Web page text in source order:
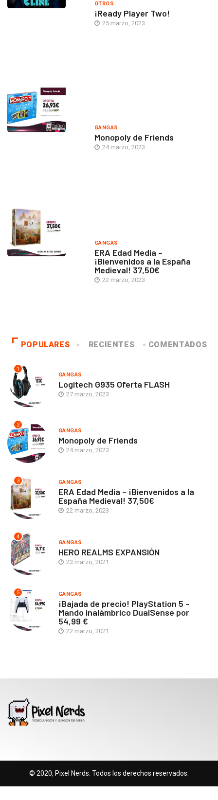
OTROS
¡Ready Player Two!
25 marzo, 2023
GANGAS
Monopoly de Friends
24 marzo, 2023
GANGAS
ERA Edad Media –
¡Bienvenidos a la España
Medieval! 37,50€
22 marzo, 2023
POPULARES RECIENTES COMENTADOS
1
GANGAS
Logitech G935 Oferta FLASH
27 marzo, 2023
2
GANGAS
Monopoly de Friends
24 marzo, 2023
3 GANGAS
ERA Edad Media – ¡Bienvenidos a la
España Medieval! 37,50€
22 marzo, 2023
4
GANGAS
HERO REALMS EXPANSIÓN
23 marzo, 2021
5 GANGAS
¡Bajada de precio! PlayStation 5 –
Mando inalámbrico DualSense por
54,99 €
22 marzo, 2021
© 2020, Pixel Nerds. Todos los derechos reservados.